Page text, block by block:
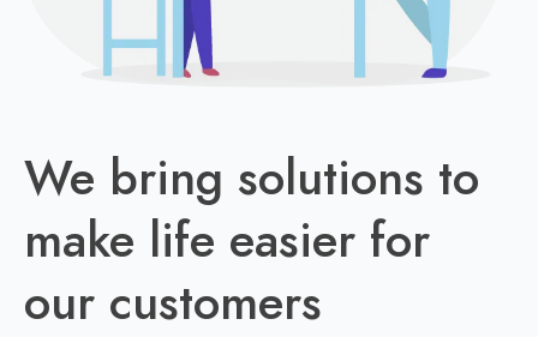
We bring solutions to
make life easier for
our customers